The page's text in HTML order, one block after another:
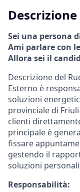
Sei una persona
Ami parlare con
Allora sei il
Descrizione del
Esterno è
soluzioni
provinciale di
clienti
principale è
fissare
gestendo il
soluzioni
Responsabilità: